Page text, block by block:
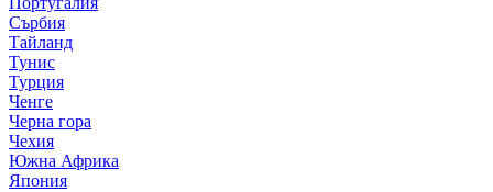
Сърбия
Тайланд
Тунис
Турция
Ченге
Черна гора
Чехия
Южна Африка
Япония